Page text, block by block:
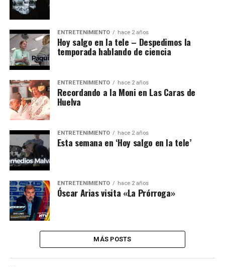
ENTRETENIMIENTO hace 2 años
Hoy salgo en la tele – Despedimos la
temporada hablando de ciencia
ENTRETENIMIENTO hace 2 años
Recordando a la Moni en Las Caras de
Huelva
ENTRETENIMIENTO hace 2 años
Esta semana en ‘Hoy salgo en la tele’
ENTRETENIMIENTO hace 2 años
Óscar Arias visita «La Prórroga»
MÁS POSTS